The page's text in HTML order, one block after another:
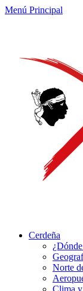
Menú Principal
Cerdeña
Norte
Clima